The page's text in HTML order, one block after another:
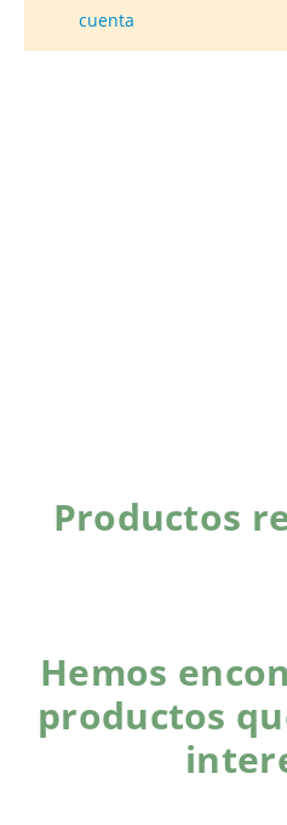
cuenta
Productos
Hemos
productos